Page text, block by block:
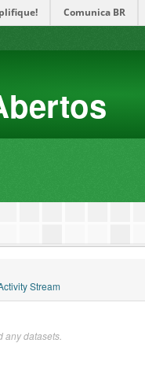
Comunica BR
Stream
any datasets.